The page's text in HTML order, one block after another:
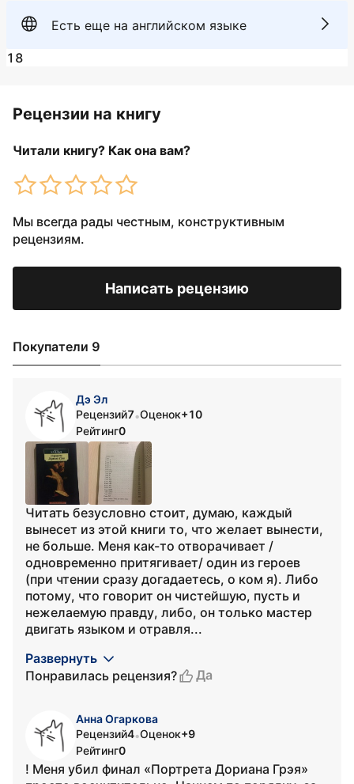
Есть еще на английском языке
18
Рецензии на книгу
Читали книгу? Как она вам?
Мы всегда рады честным, конструктивным
рецензиям.
Написать рецензию
Покупатели 9
Дэ Эл
Рецензий7•Оценок+10
Рейтинг0
Читать безусловно стоит, думаю, каждый
вынесет из этой книги то, что желает вынести,
не больше. Меня как-то отворачивает /
одновременно притягивает/ один из героев
(при чтении сразу догадаетесь, о ком я). Либо
потому, что говорит он чистейшую, пусть и
нежелаемую правду, либо, он только мастер
двигать языком и отравля...
Развернуть
Понравилась рецензия?
Да
Анна Огаркова
Рецензий4•Оценок+9
Рейтинг0
! Меня убил финал «Портрета Дориана Грэя»